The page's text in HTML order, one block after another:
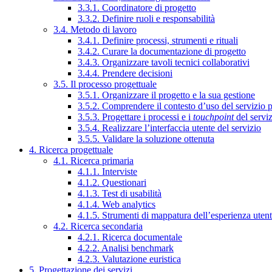
3.3.1. Coordinatore di progetto
3.3.2. Definire ruoli e responsabilità
3.4. Metodo di lavoro
3.4.1. Definire processi, strumenti e rituali
3.4.2. Curare la documentazione di progetto
3.4.3. Organizzare tavoli tecnici collaborativi
3.4.4. Prendere decisioni
3.5. Il processo progettuale
3.5.1. Organizzare il progetto e la sua gestione
3.5.2. Comprendere il contesto d’uso del servizio
3.5.3. Progettare i processi e i touchpointdel
3.5.4. Realizzare l’interfaccia utente del servizio
3.5.5. Validare la soluzione ottenuta
4. Ricerca progettuale
4.1. Ricerca primaria
4.1.1. Interviste
4.1.2. Questionari
4.1.3. Test di usabilità
4.1.4. Web analytics
4.1.5. Strumenti di mappatura dell’esperienza
4.2. Ricerca secondaria
4.2.1. Ricerca documentale
4.2.2. Analisi benchmark
4.2.3. Valutazione euristica
5. Progettazione dei servizi